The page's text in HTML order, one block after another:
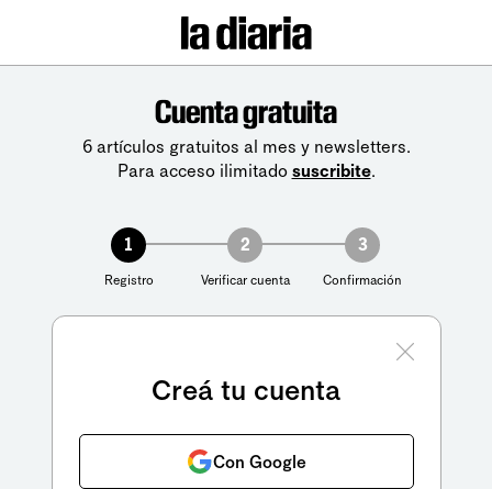
Cuenta gratuita
6 artículos gratuitos al mes y newsletters.
Para acceso ilimitado suscribite.
1
Registro
2
Verificar cuenta
3
Confirmación
Creá tu cuenta
Con Google